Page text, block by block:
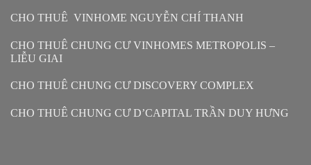
CHO THUÊ VINHOME NGUYỄN CHÍ THANH
CHO THUÊ CHUNG CƯ VINHOMES METROPOLIS –
LIỄU GIAI
CHO THUÊ CHUNG CƯ DISCOVERY COMPLEX
CHO THUÊ CHUNG CƯ D’CAPITAL TRẦN DUY HƯNG